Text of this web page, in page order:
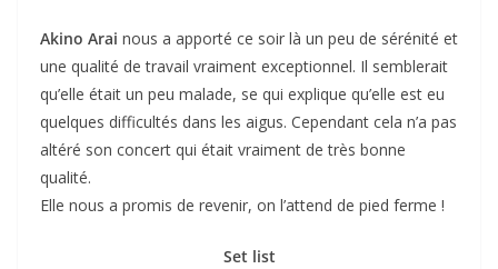
Akino Arai nous a apporté ce soir là un peu de sérénité et
une qualité de travail vraiment exceptionnel. Il semblerait
qu’elle était un peu malade, se qui explique qu’elle est eu
quelques difficultés dans les aigus. Cependant cela n’a pas
altéré son concert qui était vraiment de très bonne
qualité.
Elle nous a promis de revenir, on l’attend de pied ferme !
Set list